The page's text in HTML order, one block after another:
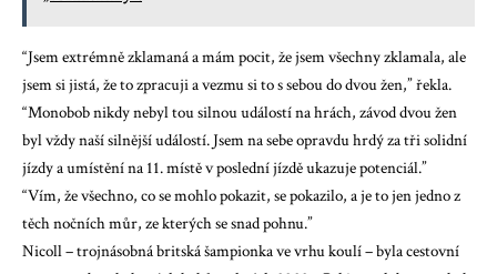
“Jsem extrémně zklamaná a mám pocit, že jsem všechny zklamala, ale
jsem si jistá, že to zpracuji a vezmu si to s sebou do dvou žen,” řekla.
“Monobob nikdy nebyl tou silnou událostí na hrách, závod dvou žen
byl vždy naší silnější událostí. Jsem na sebe opravdu hrdý za tři solidní
jízdy a umístění na 11. místě v poslední jízdě ukazuje potenciál.”
“Vím, že všechno, co se mohlo pokazit, se pokazilo, a je to jen jedno z
těch nočních můr, ze kterých se snad pohnu.”
Nicoll – trojnásobná britská šampionka ve vrhu koulí – byla cestovní